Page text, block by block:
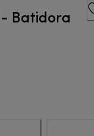
Batidora